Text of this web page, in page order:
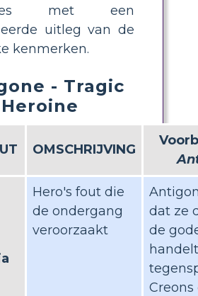
met een
uitleg van de
kenmerken.
- Tragic
Heroine
OMSCHRIJVING
Hero's fout die
de ondergang
veroorzaakt
dat ze
de
Creons